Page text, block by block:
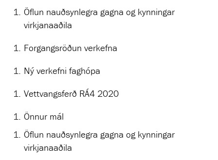
Öflun nauðsynlegra gagna og kynningar
virkjanaaðila
Forgangsröðun verkefna
Ný verkefni faghópa
Vettvangsferð RÁ4 2020
Önnur mál
Öflun nauðsynlegra gagna og kynningar
virkjanaaðila